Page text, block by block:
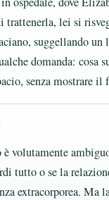
trattenerla, lei si
suggellando
domanda: cosa
senza mostrare il
volutamente
tutto o se la
extracorporea. Ma